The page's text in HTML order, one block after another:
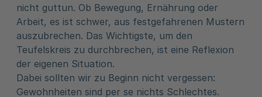
nicht guttun. Ob Bewegung, Ernährung oder
Arbeit, es ist schwer, aus festgefahrenen Mustern
auszubrechen. Das Wichtigste, um den
Teufelskreis zu durchbrechen, ist eine Reflexion
der eigenen Situation.
Dabei sollten wir zu Beginn nicht vergessen:
Gewohnheiten sind per se nichts Schlechtes.